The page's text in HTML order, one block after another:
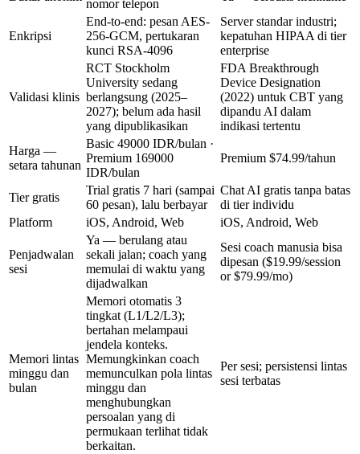
nomor telepon
Enkripsi
End-to-end: pesan AES-
256-GCM, pertukaran
kunci RSA-4096
Server standar industri;
kepatuhan HIPAA di tier
enterprise
Validasi klinis
RCT Stockholm
University sedang
berlangsung (2025–
2027); belum ada hasil
yang dipublikasikan
FDA Breakthrough
Device Designation
(2022) untuk CBT yang
dipandu AI dalam
indikasi tertentu
Harga —
setara tahunan
Basic 49000 IDR/bulan ·
Premium 169000
IDR/bulan
Premium $74.99/tahun
Tier gratis
Trial gratis 7 hari (sampai
60 pesan), lalu berbayar
Chat AI gratis tanpa batas
di tier individu
Platform
iOS, Android, Web iOS, Android, Web
Penjadwalan
sesi
Ya — berulang atau
sekali jalan; coach yang
memulai di waktu yang
dijadwalkan
Sesi coach manusia bisa
dipesan ($19.99/session
or $79.99/mo)
Memori lintas
minggu dan
bulan
Memori otomatis 3
tingkat (L1/L2/L3);
bertahan melampaui
jendela konteks.
Memungkinkan coach
memunculkan pola lintas
minggu dan
menghubungkan
persoalan yang di
permukaan terlihat tidak
berkaitan.
Per sesi; persistensi lintas
sesi terbatas